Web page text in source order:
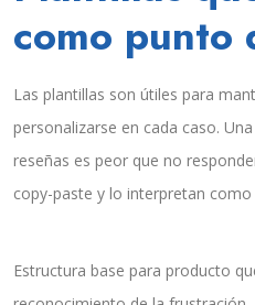
como punto
Las plantillas son útiles para
personalizarse en cada caso.
reseñas es peor que no
copy-paste y lo interpretan
Estructura base para producto